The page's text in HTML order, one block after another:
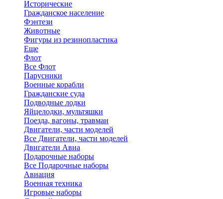
Исторические
Гражданское население
Фэнтези
Животные
Фигуры из резинопластика
Еще
Флот
Все Флот
Парусники
Военные корабли
Гражданские суда
Подводные лодки
Яйцелодки, мультяшки
Поезда, вагоны, травмаи
Двигатели, части моделей
Все Двигатели, части моделей
Двигатели Авиа
Подарочные наборы
Все Подарочные наборы
Авиация
Военная техника
Игровые наборы